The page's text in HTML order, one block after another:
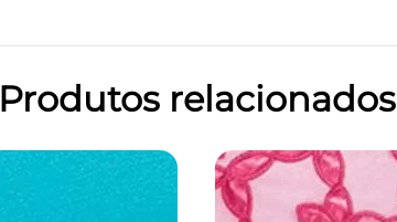
Produtos relacionados